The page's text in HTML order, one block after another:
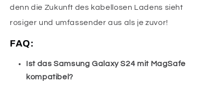
denn die Zukunft des kabellosen Ladens sieht
rosiger und umfassender aus als je zuvor!
FAQ:
Ist das Samsung Galaxy S24 mit MagSafe
kompatibel?